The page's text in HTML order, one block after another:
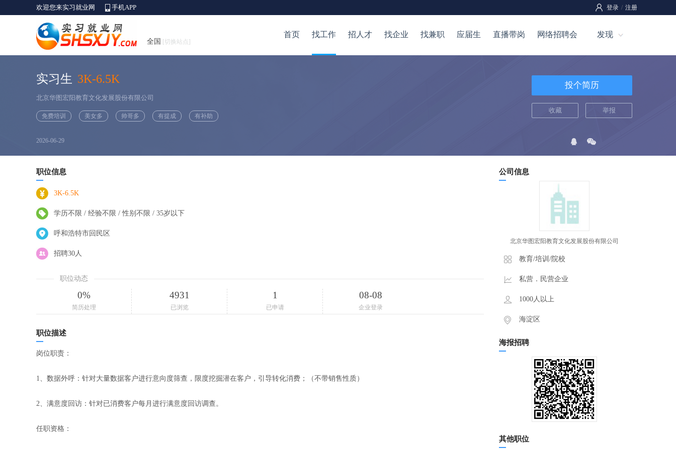
欢迎您来实习就业网 手机APP 登录 / 注册
全国 [切换站点]
首页 找工作 招人才 找企业 找兼职 应届生 直播带岗 网络招聘会 发现
实习生 3K-6.5K
北京华图宏阳教育文化发展股份有限公司
免费培训 美女多 帅哥多 有提成 有补助
投个简历
收藏 举报
2026-06-29
职位信息
3K-6.5K
学历不限 / 经验不限 / 性别不限 / 35岁以下
呼和浩特市回民区
招聘30人
职位动态
0%
简历处理
4931
已浏览
1
已申请
08-08
企业登录
职位描述
岗位职责：
1、数据外呼：针对大量数据客户进行意向度筛查，限度挖掘潜在客户，引导转化消费；（不带销售性质）
2、满意度回访：针对已消费客户每月进行满意度回访调查。
任职资格：
公司信息
北京华图宏阳教育文化发展股份有限公司
教育/培训/院校
私营．民营企业
1000人以上
海淀区
海报招聘
其他职位